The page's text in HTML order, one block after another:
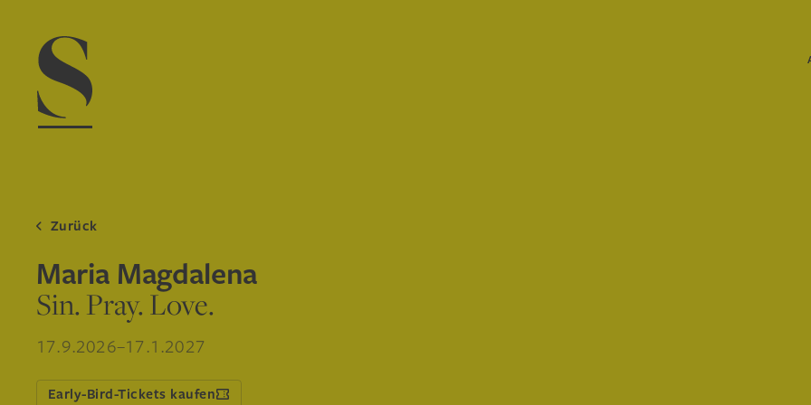
Zurück
Maria Magdalena
Sin. Pray. Love.
17.9.2026–17.1.2027
Early-Bird-Tickets kaufen